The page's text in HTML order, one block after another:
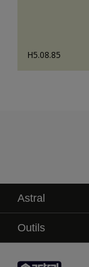
H5.08.85
Astral
La marque
Service technique
Contact
Outils